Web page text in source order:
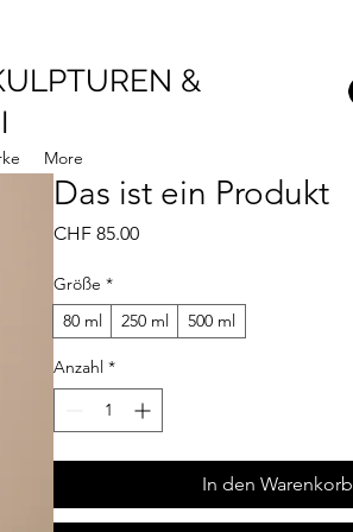
&
More
Das ist ein Produkt
CHF 85.00Preis
Größe *
80 ml
250 ml 500 ml
Anzahl *
In den Warenkorb